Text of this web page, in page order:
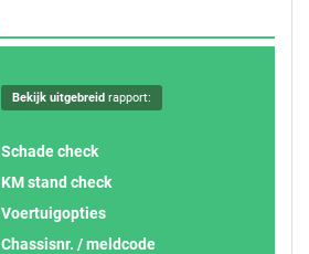
Bekijk uitgebreidrapport:
Schade check
KM stand check
Voertuigopties
Chassisnr. / meldcode